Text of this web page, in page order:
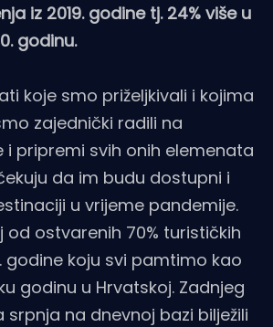
iz 2019. godine tj. 24% više u
godinu.
koje smo priželjkivali i kojima
zajednički radili na
i pripremi svih onih elemenata
da im budu dostupni i
u vrijeme pandemije.
od ostvarenih 70% turističkih
godine koju svi pamtimo kao
godinu u Hrvatskoj. Zadnjeg
na dnevnoj bazi bilježili